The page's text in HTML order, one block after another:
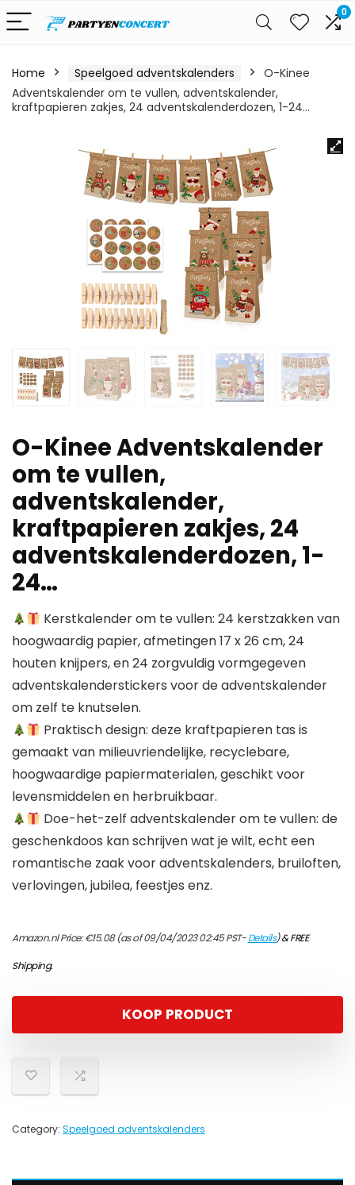
0
Home Speelgoed adventskalenders
O-Kinee
Adventskalender om te vullen, adventskalender,
kraftpapieren zakjes, 24 adventskalenderdozen, 1-24…
O-Kinee Adventskalender
om te vullen,
adventskalender,
kraftpapieren zakjes, 24
adventskalenderdozen, 1-
24…
Kerstkalender om te vullen: 24 kerstzakken van
hoogwaardig papier, afmetingen 17 x 26 cm, 24
houten knijpers, en 24 zorgvuldig vormgegeven
adventskalenderstickers voor de adventskalender
om zelf te knutselen.
Praktisch design: deze kraftpapieren tas is
gemaakt van milieuvriendelijke, recyclebare,
hoogwaardige papiermaterialen, geschikt voor
levensmiddelen en herbruikbaar.
Doe-het-zelf adventskalender om te vullen: de
geschenkdoos kan schrijven wat je wilt, echt een
romantische zaak voor adventskalenders, bruiloften,
verlovingen, jubilea, feestjes enz.
Amazon.nl Price:€15.08(as of 09/04/2023 02:45 PST-Details)&FREE
Shipping.
KOOP PRODUCT
Category: Speelgoed adventskalenders